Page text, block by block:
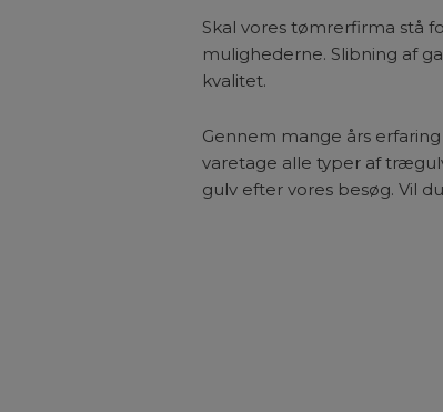
Skal vores tømrerfirma stå
mulighederne. Slibning af
kvalitet.
Gennem mange års
varetage alle typer af
gulv efter vores besøg. Vil